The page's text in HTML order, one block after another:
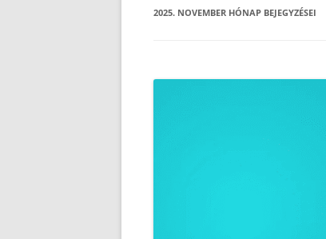
2025. NOVEMBER HÓNAP BEJEGYZÉSEI